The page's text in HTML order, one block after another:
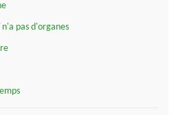
pas d'organes